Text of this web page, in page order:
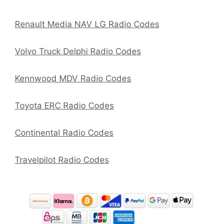
Renault Media NAV LG Radio Codes
Volvo Truck Delphi Radio Codes
Kennwood MDV Radio Codes
Toyota ERC Radio Codes
Continental Radio Codes
Travelpilot Radio Codes